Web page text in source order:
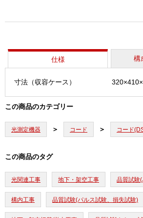
仕様 構
寸法（収容ケース）
この商品のカテゴリー
光測定機器 コード コード
この商品のタグ
光関連工事 地下・架空工事 品質試験
構内工事 品質試験(パルス試験、損失試験)